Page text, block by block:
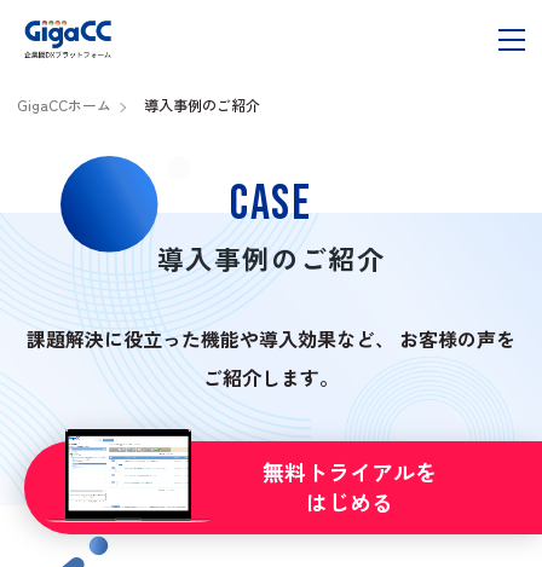
GigaCC ASP
OKURN
SHARERN
解決できる課題
選ばれる理由
料金プラン
資料ダウンロード
GigaCCホーム 導入事例のご紹介
CASE
導入事例のご紹介
課題解決に役立った機能や導入効果など、
お客様の声を
ご紹介します。
無料トライアルを
はじめる